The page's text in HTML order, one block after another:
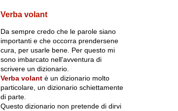
Verba volant
Da sempre credo che le parole siano
importanti e che occorra prendersene
cura, per usarle bene. Per questo mi
sono imbarcato nell'avventura di
scrivere un dizionario.
Verba volantè un dizionario molto
particolare, un dizionario schiettamente
di parte.
Questo dizionario non pretende di dirvi